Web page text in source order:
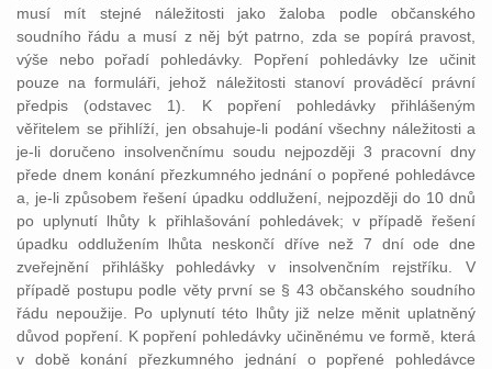
musí mít stejné náležitosti jako žaloba podle občanského
soudního řádu a musí z něj být patrno, zda se popírá pravost,
výše nebo pořadí pohledávky. Popření pohledávky lze učinit
pouze na formuláři, jehož náležitosti stanoví prováděcí právní
předpis (odstavec 1). K popření pohledávky přihlášeným
věřitelem se přihlíží, jen obsahuje-li podání všechny náležitosti a
je-li doručeno insolvenčnímu soudu nejpozději 3 pracovní dny
přede dnem konání přezkumného jednání o popřené pohledávce
a, je-li způsobem řešení úpadku oddlužení, nejpozději do 10 dnů
po uplynutí lhůty k přihlašování pohledávek; v případě řešení
úpadku oddlužením lhůta neskončí dříve než 7 dní ode dne
zveřejnění přihlášky pohledávky v insolvenčním rejstříku. V
případě postupu podle věty první se § 43 občanského soudního
řádu nepoužije. Po uplynutí této lhůty již nelze měnit uplatněný
důvod popření. K popření pohledávky učiněnému ve formě, která
v době konání přezkumného jednání o popřené pohledávce